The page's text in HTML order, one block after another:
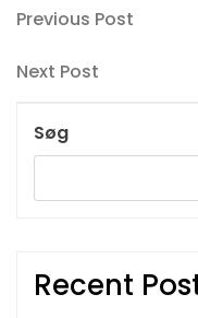
Previous
Previous Post
Next
Next Post
Søg
Recent